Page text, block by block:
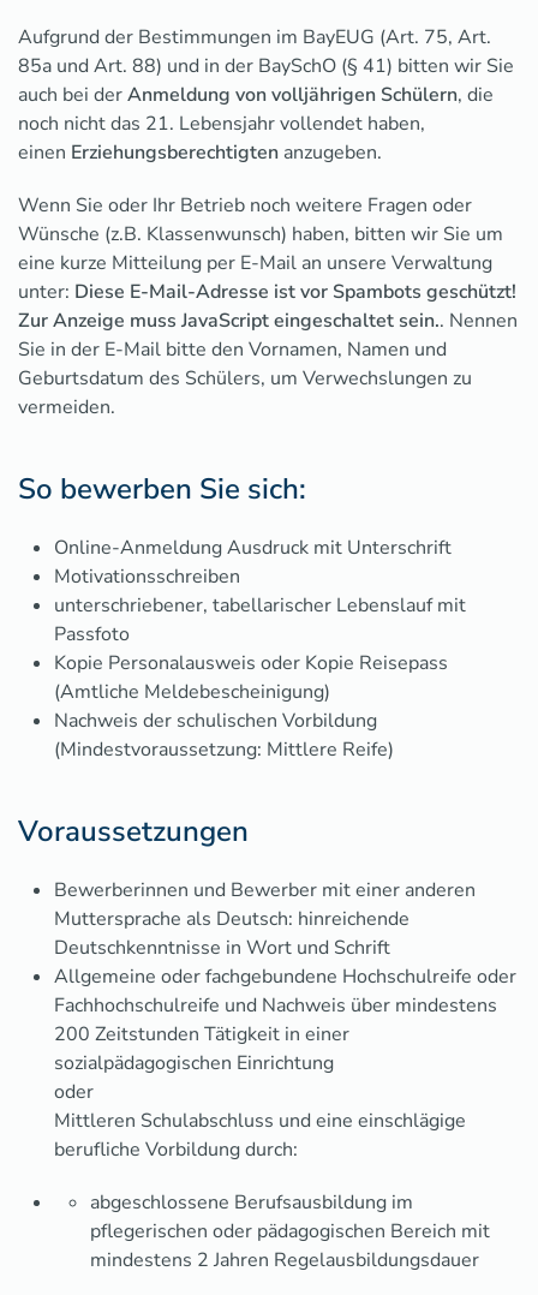
Aufgrund der Bestimmungen im BayEUG (Art. 75, Art.
85a und Art. 88) und in der BaySchO (§ 41) bitten wir Sie
auch bei derAnmeldung von volljährigen Schülern, die
noch nicht das 21. Lebensjahr vollendet haben,
einen Erziehungsberechtigten anzugeben.
Wenn Sie oder Ihr Betrieb noch weitere Fragen oder
Wünsche (z.B. Klassenwunsch) haben, bitten wir Sie um
eine kurze Mitteilung per E-Mail an unsere Verwaltung
unter: Diese E-Mail-Adresse ist vor Spambots geschützt!
Zur Anzeige muss JavaScript eingeschaltet sein.. Nennen
Sie in der E-Mail bitte den Vornamen, Namen und
Geburtsdatum des Schülers, um Verwechslungen zu
vermeiden.
So bewerben Sie sich:
Online-AnmeldungAusdruck mit Unterschrift
Motivationsschreiben
unterschriebener, tabellarischer Lebenslauf mit
Passfoto
Kopie Personalausweis oder Kopie Reisepass
(Amtliche Meldebescheinigung)
Nachweis der schulischen Vorbildung
(Mindestvoraussetzung: Mittlere Reife)
Voraussetzungen
Bewerberinnen und Bewerber mit einer anderen
Muttersprache als Deutsch: hinreichende
Deutschkenntnisse in Wort und Schrift
Allgemeine oder fachgebundene Hochschulreife oder
Fachhochschulreife und Nachweis über mindestens
200 Zeitstunden Tätigkeit in einer
sozialpädagogischen Einrichtung
oder
Mittleren Schulabschluss und eine einschlägige
berufliche Vorbildung durch:
abgeschlossene Berufsausbildung im
pflegerischen oder pädagogischen Bereich mit
mindestens 2 Jahren Regelausbildungsdauer